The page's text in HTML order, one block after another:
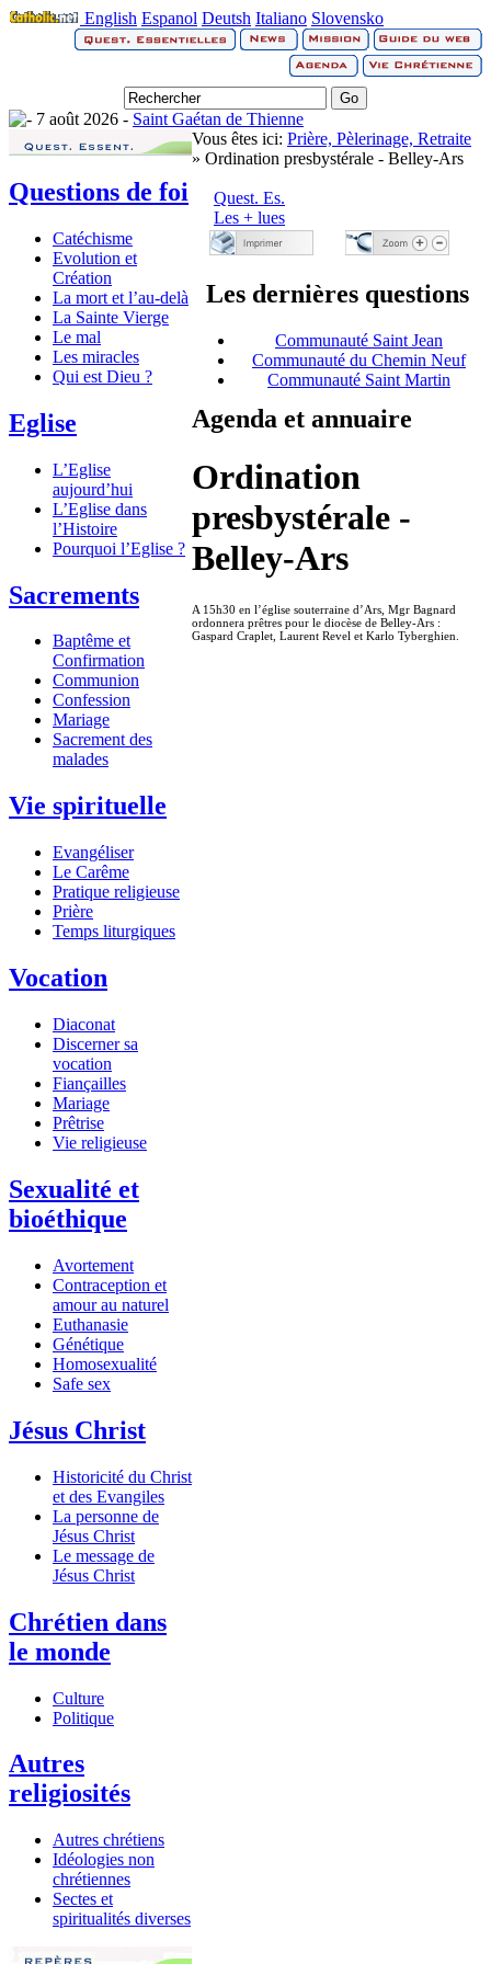
English Espanol Deutsh Italiano Slovensko
7 août 2026 - Saint Gaétan de Thienne
Questions de foi
Catéchisme
Evolution et
Création
La mort et l’au-delà
La Sainte Vierge
Le mal
Les miracles
Qui est Dieu ?
Eglise
L’Eglise
aujourd’hui
L’Eglise dans
l’Histoire
Pourquoi l’Eglise ?
Sacrements
Baptême et
Confirmation
Communion
Confession
Mariage
Sacrement des
malades
Vie spirituelle
Evangéliser
Le Carême
Pratique religieuse
Prière
Temps liturgiques
Vocation
Diaconat
Discerner sa
vocation
Fiançailles
Mariage
Prêtrise
Vie religieuse
Sexualité et
bioéthique
Avortement
Contraception et
amour au naturel
Euthanasie
Génétique
Homosexualité
Safe sex
Jésus Christ
Historicité du Christ
et des Evangiles
La personne de
Jésus Christ
Le message de
Jésus Christ
Chrétien dans
le monde
Culture
Politique
Autres
religiosités
Autres chrétiens
Idéologies non
chrétiennes
Sectes et
spiritualités diverses
Vous êtes ici: Prière, Pèlerinage, Retraite
» Ordination presbystérale - Belley-Ars
Quest. Es.
Les + lues
Les dernières questions
Communauté Saint Jean
Communauté du Chemin Neuf
Communauté Saint Martin
Agenda et annuaire
Ordination
presbystérale -
Belley-Ars
A 15h30 en l’église souterraine d’Ars, Mgr Bagnard
ordonnera prêtres pour le diocèse de Belley-Ars :
Gaspard Craplet, Laurent Revel et Karlo Tyberghien.